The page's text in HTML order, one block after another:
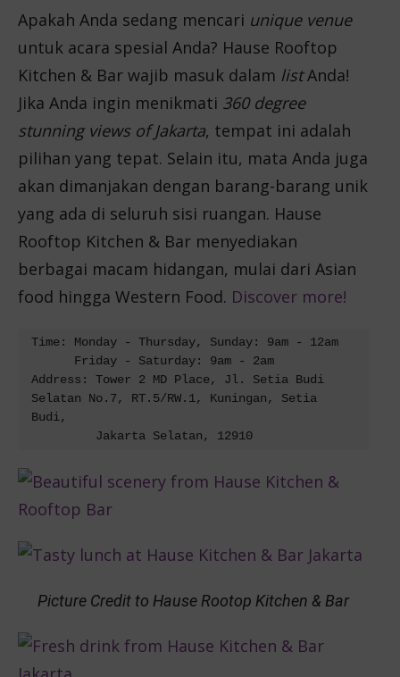
Apakah Anda sedang mencari unique venue
untuk acara spesial Anda? Hause Rooftop
Kitchen & Bar wajib masuk dalam listAnda!
Jika Anda ingin menikmati 360 degree
stunning views of Jakarta, tempat ini adalah
pilihan yang tepat. Selain itu, mata Anda juga
akan dimanjakan dengan barang-barang unik
yang ada di seluruh sisi ruangan. Hause
Rooftop Kitchen & Bar menyediakan
berbagai macam hidangan, mulai dari Asian
food hingga Western Food. Discover more!
Time: Monday - Thursday, Sunday: 9am - 12am
      Friday - Saturday:
9am - 2am
Address: Tower 2 MD Place, Jl. Setia Budi
Selatan No.7, RT.5/RW.1, Kuningan, Setia
Budi,
         Jakarta Selatan, 12910
Picture Credit to Hause Rootop Kitchen & Bar